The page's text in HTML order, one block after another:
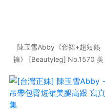
陳玉雪Abby《套裙+超短熱
褲》 [Beautyleg] No.1570 美